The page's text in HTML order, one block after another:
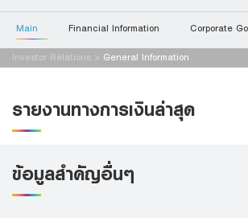
About Us
Contact Us
Land and Houses Financial Business
Deposits
Insurance
Services
Main Financial Information Corporate
Investor Relations > General Information
รายงานทางการเงินล่าสุด
ข้อมูลสำคัญอื่นๆ